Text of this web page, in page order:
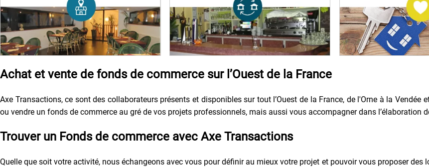
Achat et vente de fonds de commerce sur l’Ouest de la France
Axe Transactions, ce sont des collaborateurs présents et disponibles sur tout l’Ouest de la France, de l'Orne à la Vendée
ou vendre un fonds de commerce au gré de vos projets professionnels, mais aussi vous accompagner dans l’élaboration
Trouver un Fonds de commerce avec Axe Transactions
Quelle que soit votre activité, nous échangeons avec vous pour définir au mieux votre projet et pouvoir vous proposer